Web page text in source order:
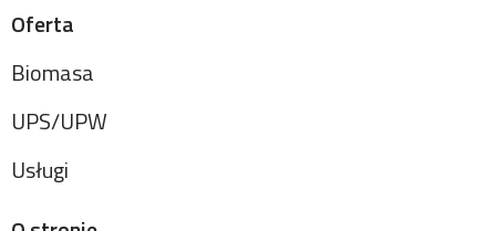
Oferta
Biomasa
UPS/UPW
Usługi